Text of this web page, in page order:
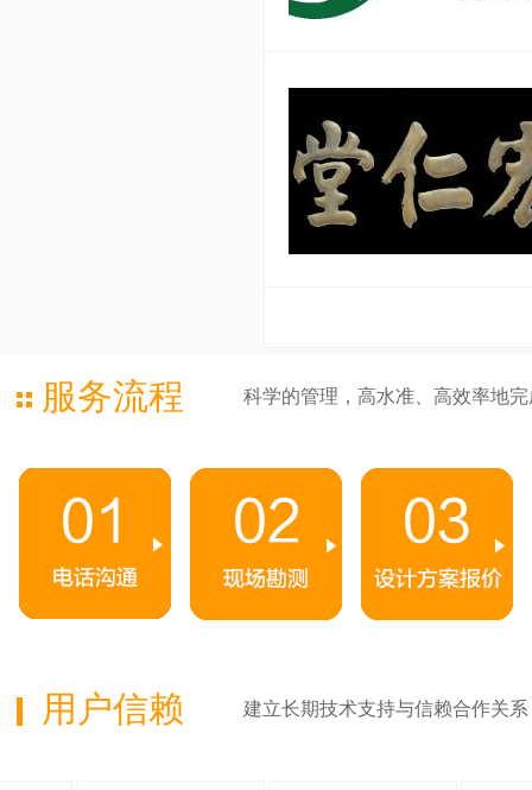
服务流程 科学的管理，高水准、高效率地
用户信赖 建立长期技术支持与信赖合作关系